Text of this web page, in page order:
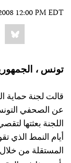
12:00 PM EDT
تونس ، الجمهورية
قالت لجنة حماية
عن الصحفي
اللجنة بعثتها
أيام النمط الذي
المستقلة من